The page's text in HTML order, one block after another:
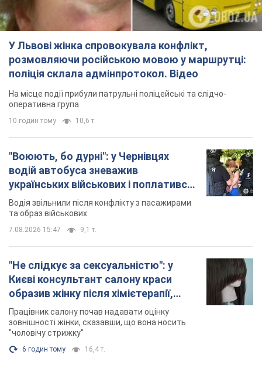
У Львові жінка спровокувала конфлікт,
розмовляючи російською мовою у маршрутці:
поліція склала адмінпротокол. Відео
На місце події прибули патрульні поліцейські та слідчо-
оперативна група
10 годин тому 10,6 т.
"Воюють, бо дурні": у Чернівцях
водій автобуса зневажив
українських військових і поплатився.
Відео
Водія звільнили після конфлікту з пасажирами
та образ військових
7.08.2026 15:47 9,1 т.
"Не слідкує за сексуальністю": у
Києві консультант салону краси
образив жінку після хімієтерапії,
розгорівся скандал. Фото
Працівник салону почав надавати оцінку
зовнішності жінки, сказавши, що вона носить
"чоловічу стрижку"
6 годин тому 16,4 т.